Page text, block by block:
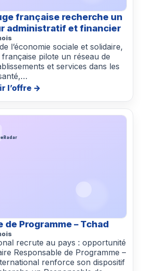
française recherche un
administratif et financier
l’économie sociale et solidaire,
pilote un réseau de
et services dans les
l’offre →
de Programme – Tchad
recrute au pays : opportunité
Responsable de Programme –
renforce son dispositif